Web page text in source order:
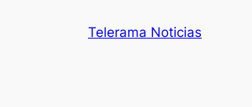
Telerama Noticias